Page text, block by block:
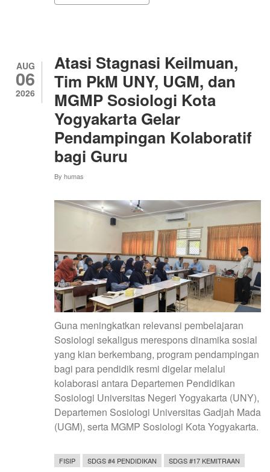
JALUR
SELEKSI
MANDIRI
AUG
06
2026
Atasi Stagnasi Keilmuan,
Tim PkM UNY, UGM, dan
MGMP Sosiologi Kota
Yogyakarta Gelar
Pendampingan Kolaboratif
bagi Guru
By humas
Guna meningkatkan relevansi pembelajaran
Sosiologi sekaligus merespons dinamika sosial
yang kian berkembang, program pendampingan
bagi para pendidik resmi digelar melalui
kolaborasi antara Departemen Pendidikan
Sosiologi Universitas Negeri Yogyakarta (UNY),
Departemen Sosiologi Universitas Gadjah Mada
(UGM), serta MGMP Sosiologi Kota Yogyakarta.
FISIP SDGS #4 PENDIDIKAN SDGS #17 KEMITRAAN